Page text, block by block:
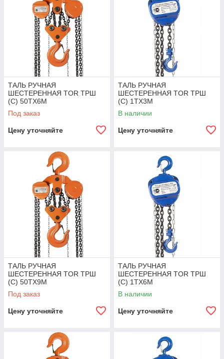
ТАЛЬ РУЧНАЯ
ШЕСТЕРЕННАЯ TOR ТРШ
(C) 50ТХ6М
Под заказ
Цену уточняйте
ТАЛЬ РУЧНАЯ
ШЕСТЕРЕННАЯ TOR ТРШ
(C) 1ТХ3М
В наличии
Цену уточняйте
ТАЛЬ РУЧНАЯ
ШЕСТЕРЕННАЯ TOR ТРШ
(C) 50ТХ9М
Под заказ
Цену уточняйте
ТАЛЬ РУЧНАЯ
ШЕСТЕРЕННАЯ TOR ТРШ
(C) 1ТХ6М
В наличии
Цену уточняйте